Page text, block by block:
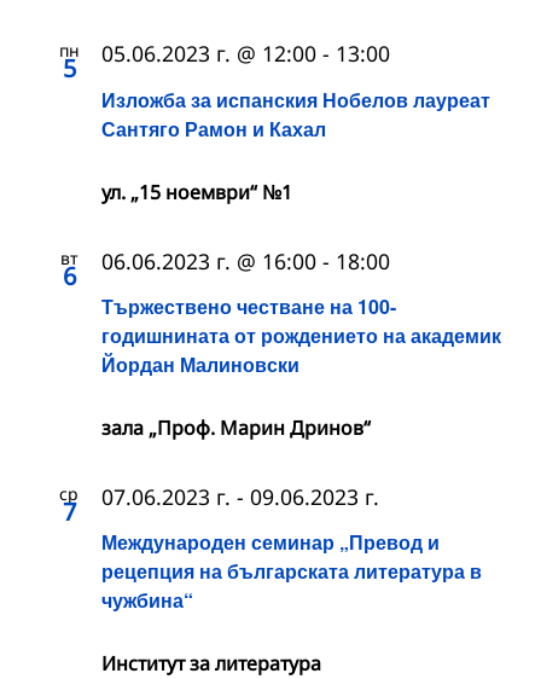
пн
5
Изложба за испанския Нобелов лауреат
Сантяго Рамон и Кахал
05.06.2023 г. @ 12:00 - 13:00
ул. „15 ноември“ №1
вт
6
Тържествено честване на 100-
годишнината от рождението на академик
Йордан Малиновски
06.06.2023 г. @ 16:00 - 18:00
зала „Проф. Марин Дринов“
ср
7
Международен семинар „Превод и
рецепция на българската литература в
чужбина“
07.06.2023 г. - 09.06.2023 г.
Институт за литература